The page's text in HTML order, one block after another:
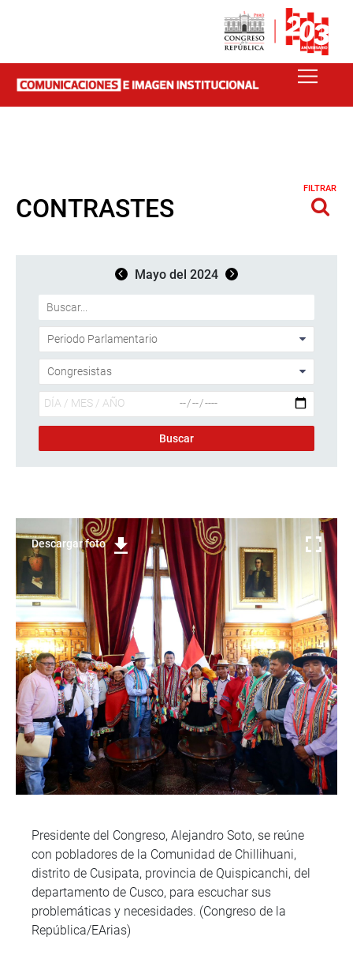
CONTRASTES
FILTRAR
Mayo del 2024
Descargar foto
Presidente del Congreso, Alejandro Soto, se reúne
con pobladores de la Comunidad de Chillihuani,
distrito de Cusipata, provincia de Quispicanchi, del
departamento de Cusco, para escuchar sus
problemáticas y necesidades. (Congreso de la
República/EArias)